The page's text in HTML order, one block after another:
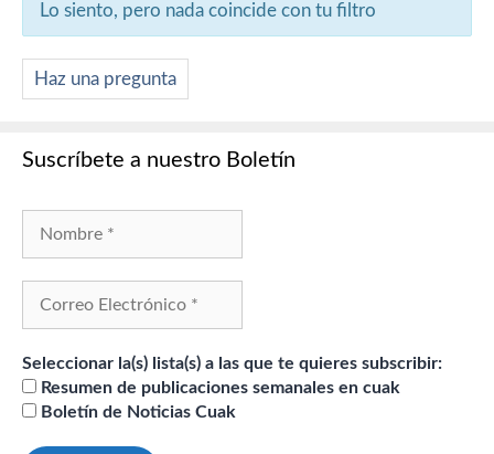
Lo siento, pero nada coincide con tu filtro
Haz una pregunta
Suscríbete a nuestro Boletín
Seleccionar la(s) lista(s) a las que te quieres subscribir:
Resumen de publicaciones semanales en cuak
Boletín de Noticias Cuak